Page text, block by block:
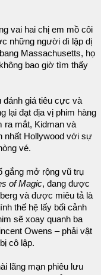
vai hai chị em mồ côi
những người dì lập dị
Massachusetts, họ
bao giờ tìm thấy
đánh giá tiêu cực và
lại đạt địa vị phim hàng
ra mắt, Kidman và
nhất Hollywood với sự
vé.
gắng mở rộng vũ trụ
of Magic, đang được
và được miêu tả là
thế hệ lấy bối cảnh
sẽ xoay quanh ba
Owens – phải vật
cô lập.
lãng mạn phiêu lưu